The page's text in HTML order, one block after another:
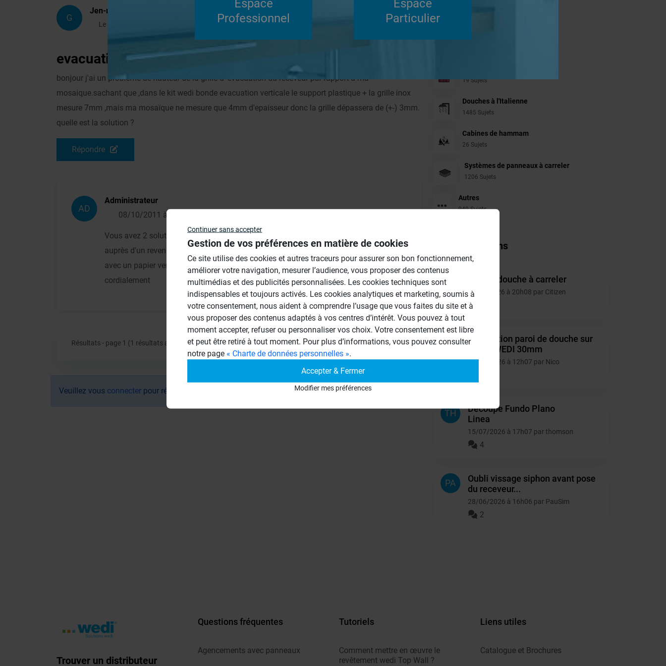
G
Jen-ma
Le 04/10/2011 à 18h10
Répondre
evacuation receveur fundo
bonjour j'ai un problème de hauteur de la grille d 'evacuation du receveur par rapport a ma
mosaique.sachant que ,dans le kit wedi bonde evacuation verticale le support plastique + la grille inox
mesure 7mm ,mais ma mosaïque ne mesure que 4mm d'epaisseur donc la grille dépassera de (+-) 3mm.
quelle est la solution ?
Répondre
AD
Administrateur
08/10/2011 à 12h10
Vous avez 2 solutions : soit vous commandez une grille spéciale mosaique
auprès d'un revendeur. Soit vous poncez le cadre pvc sur 3 mm, en finissant
avec un papier verre très fin.
cordialement
Résultats - page 1 (1 résultats au total)
Veuillez vous connecter pour répondre à ce sujet
19 Sujets
Douches à l'Italienne
1485 Sujets
Cabines de hammam
26 Sujets
Systèmes de panneaux à carreler
1206 Sujets
Autres
949 Sujets
Autres questions
CI Double douche à carreler
05/08/2026 à 20h08 par Citizen
NI
Installation paroi de douche sur
retour WEDI 30mm
16/07/2026 à 12h07 par Nico
TH
Decoupe Fundo Plano
Linea
15/07/2026 à 17h07 par thomson
4
PA
Oubli vissage siphon avant pose
du receveur...
28/06/2026 à 16h06 par PauSim
2
Trouver un distributeur
Questions fréquentes
Agencements avec panneaux
Tutoriels
Comment mettre en œuvre le
revêtement wedi Top Wall ?
Liens utiles
Catalogue et Brochures
Continuer sans accepter
Gestion de vos préférences en matière de cookies
Ce site utilise des cookies et autres traceurs pour assurer son bon fonctionnement,
améliorer votre navigation, mesurer l’audience, vous proposer des contenus
multimédias et des publicités personnalisées. Les cookies techniques sont
indispensables et toujours activés. Les cookies analytiques et marketing, soumis à
votre consentement, nous aident à comprendre l’usage que vous faites du site et à
vous proposer des contenus adaptés à vos centres d’intérêt. Vous pouvez à tout
moment accepter, refuser ou personnaliser vos choix. Votre consentement est libre
et peut être retiré à tout moment. Pour plus d’informations, vous pouvez consulter
notre page « Charte de données personnelles ».
Accepter & Fermer
Modifier mes préférences
Espace
Professionnel
Espace
Particulier